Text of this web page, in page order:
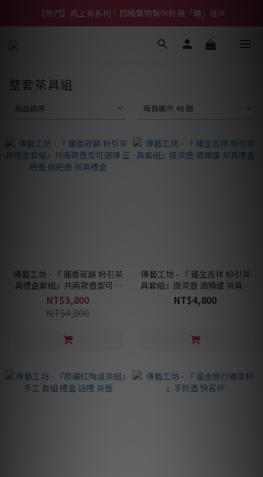
【熱門】馬上有系列！四種寶物幫你財運「轉」進來
【熱門】馬上有系列！四種寶物幫你財運「轉」進來
【補貨通知】悟道齊天大聖｜到貨拉！
整套茶具組
商品排序 每頁顯示 48 個
傳藝工坊 - 『 蓮香荷韻 粉引茶
具禮盒套組』共兩款壺型可選
擇 正把壺 側把壺 茶具禮盒
NT$3,800
NT$4,800
傳藝工坊 - 『 蓮生吉祥 粉引茶
具套組』提梁壺 酒精爐 茶具禮
盒
NT$4,800